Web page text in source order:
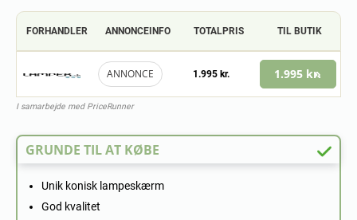
FORHANDLER ANNONCEINFO TOTALPRIS TIL BUTIK
ANNONCE 1.995 kr. 1.995 kr.
I samarbejde med PriceRunner
GRUNDE TIL AT KØBE
Unik konisk lampeskærm
God kvalitet